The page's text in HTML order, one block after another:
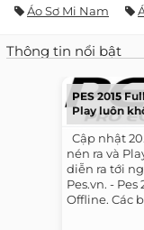
Áo Sơ Mi Nam
Thông tin nổi bật
PES 2015
Play luôn
Cập nhật
nén ra và
diễn ra tới
Pes.vn. -
Offline. Các